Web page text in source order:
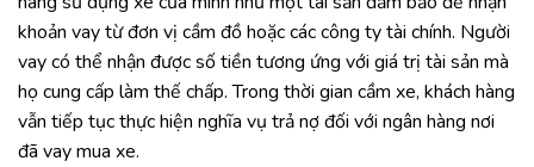
khoản vay từ đơn vị cầm đồ hoặc các công ty tài chính. Người
vay có thể nhận được số tiền tương ứng với giá trị tài sản mà
họ cung cấp làm thế chấp. Trong thời gian cầm xe, khách hàng
vẫn tiếp tục thực hiện nghĩa vụ trả nợ đối với ngân hàng nơi
đã vay mua xe.